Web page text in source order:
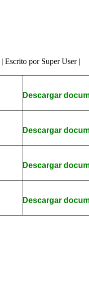
| Escrito por Super User|
Descargar
Descargar
Descargar
Descargar